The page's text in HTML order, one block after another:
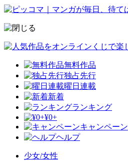
無料作品
独占先行
曜日連載
新着
ランキング
¥0+
キャンペーン
ヘルプ
少女/女性